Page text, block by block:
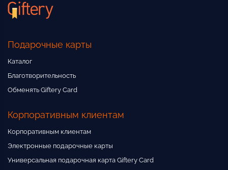
Подарочные карты
Каталог
Благотворительность
Обменять Giftery Card
Корпоративным клиентам
Корпоративным клиентам
Электронные подарочные карты
Универсальная подарочная карта Giftery Card